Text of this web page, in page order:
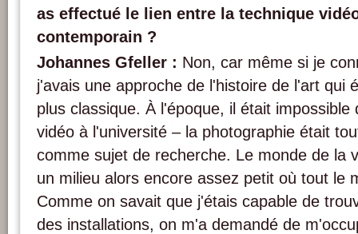
as effectué le lien entre la technique
contemporain ?
Johannes Gfeller : Non, car même si je
j'avais une approche de l'histoire de l'art qui
plus classique. À l'époque, il était impossible
vidéo à l'université – la photographie était
comme sujet de recherche. Le monde de la
un milieu alors encore assez petit où tout le
Comme on savait que j'étais capable de
des installations, on m'a demandé de